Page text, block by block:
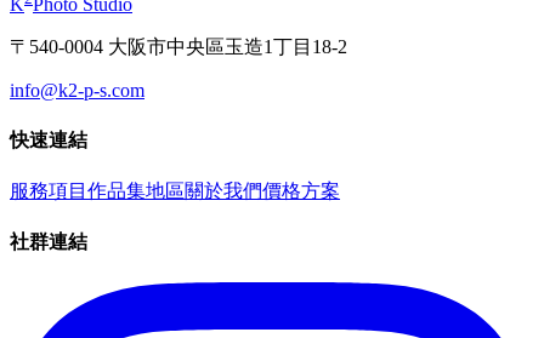
K Photo Studio
〒540-0004 大阪市中央區玉造1丁目18-2
info@k2-p-s.com
快速連結
服務項目 作品集地區關於我們價格方案
社群連結